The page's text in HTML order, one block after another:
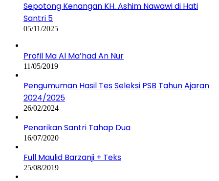
Sepotong Kenangan KH. Ashim Nawawi di Hati
Santri 5
05/11/2025
Profil Ma Al Ma’had An Nur
11/05/2019
Pengumuman Hasil Tes Seleksi PSB Tahun Ajaran
2024/2025
26/02/2024
Penarikan Santri Tahap Dua
16/07/2020
Full Maulid Barzanji + Teks
25/08/2019